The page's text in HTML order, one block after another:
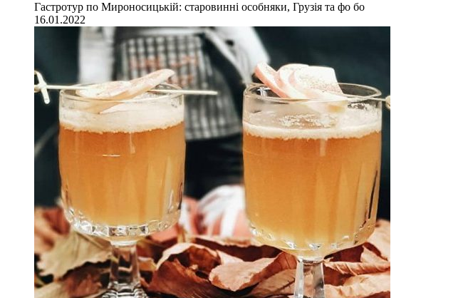
Гастротур по Мироносицькій: старовинні особняки, Грузія та фо бо
16.01.2022